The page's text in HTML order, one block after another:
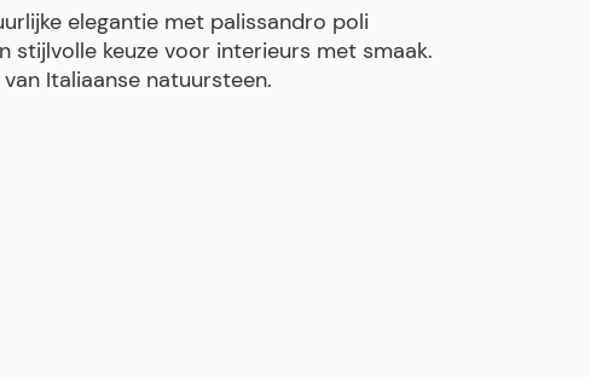
elegantie met palissandro poli
stijlvolle keuze voor interieurs met smaak.
Italiaanse natuursteen.